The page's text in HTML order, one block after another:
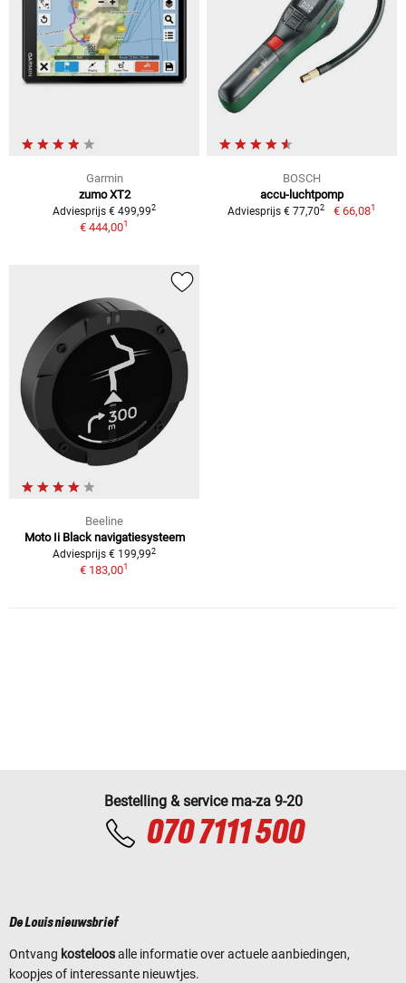
Garmin
zumo XT2
Adviesprijs € 499,992
€ 444,001
BOSCH
accu-luchtpomp
Adviesprijs € 77,702 € 66,081
Beeline
Moto Ii Black navigatiesysteem
Adviesprijs € 199,992
€ 183,001
Bestelling & service ma-za 9-20
070 7111 500
De Louis nieuwsbrief
Ontvang kosteloosalle informatie over actuele aanbiedingen,
koopjes of interessante nieuwtjes.